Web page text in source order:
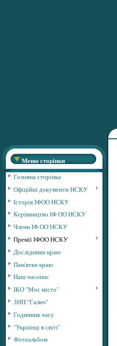
Меню сторінки
Головна сторінка
Офіційні документи НСКУ
Історія ІФОО НСКУ
Керівництво ІФ ОО НСКУ
Члени ІФ ОО НСКУ
Премії ІФОО НСКУ
Дослідники краю
Пам'ятки краю
Наш часопис
ІКО "Моє місто"
ЗНП "Галич"
Годинник часу
"Українці в світі"
Фотоальбом